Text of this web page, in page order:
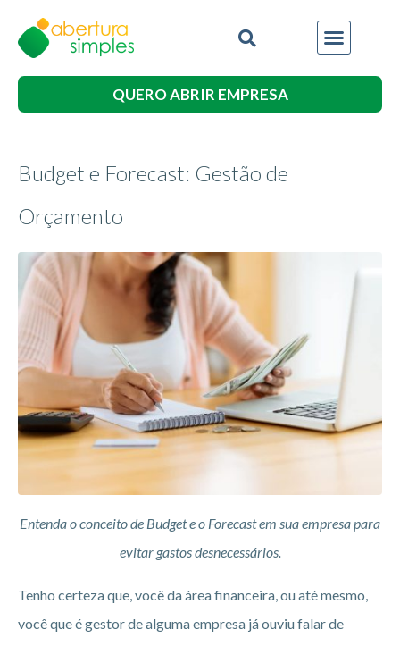
QUERO ABRIR EMPRESA
Budget e Forecast: Gestão de
Orçamento
Entenda o conceito de Budget e o Forecast em sua empresa para
evitar gastos desnecessários.
Tenho certeza que, você da área financeira, ou até mesmo,
você que é gestor de alguma empresa já ouviu falar de